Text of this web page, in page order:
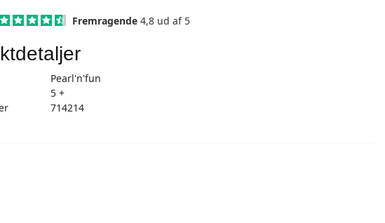
Fremragende4,8 ud af 5
Pearl'n'fun
5 +
714214